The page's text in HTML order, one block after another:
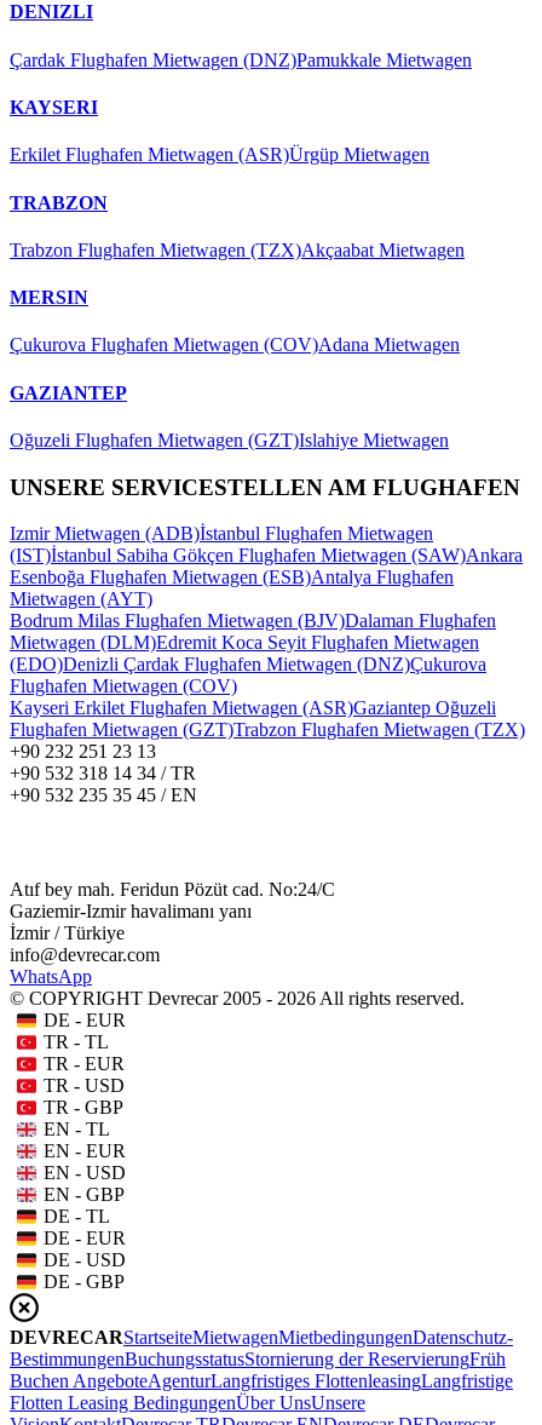
DENIZLI
Çardak Flughafen Mietwagen (DNZ)Pamukkale Mietwagen
KAYSERI
Erkilet Flughafen Mietwagen (ASR)Ürgüp Mietwagen
TRABZON
Trabzon Flughafen Mietwagen (TZX)Akçaabat Mietwagen
MERSIN
Çukurova Flughafen Mietwagen (COV)Adana Mietwagen
GAZIANTEP
Oğuzeli Flughafen Mietwagen (GZT)Islahiye Mietwagen
UNSERE SERVICESTELLEN AM FLUGHAFEN
Izmir Mietwagen (ADB)İstanbul Flughafen Mietwagen
(IST)İstanbul Sabiha Gökçen Flughafen Mietwagen (SAW)Ankara
Esenboğa Flughafen Mietwagen (ESB)Antalya Flughafen
Mietwagen (AYT)
Bodrum Milas Flughafen Mietwagen (BJV)Dalaman Flughafen
Mietwagen (DLM)Edremit Koca Seyit Flughafen Mietwagen
(EDO)Denizli Çardak Flughafen Mietwagen (DNZ)Çukurova
Flughafen Mietwagen (COV)
Kayseri Erkilet Flughafen Mietwagen (ASR)Gaziantep Oğuzeli
Flughafen Mietwagen (GZT)Trabzon Flughafen Mietwagen (TZX)
+90 232 251 23 13
+90 532 318 14 34 / TR
+90 532 235 35 45 / EN
Atıf bey mah. Feridun Pözüt cad. No:24/C
Gaziemir-Izmir havalimanı yanı
İzmir / Türkiye
info@devrecar.com
WhatsApp
© COPYRIGHT Devrecar 2005 - 2026 All rights reserved.
DE - EUR
TR - TL
TR - EUR
TR - USD
TR - GBP
EN - TL
EN - EUR
EN - USD
EN - GBP
DE - TL
DE - EUR
DE - USD
DE - GBP
DEVRECARStartseiteMietwagenMietbedingungenDatenschutz-
BestimmungenBuchungsstatusStornierung der ReservierungFrüh
Buchen AngeboteAgenturLangfristiges FlottenleasingLangfristige
Flotten Leasing BedingungenÜber UnsUnsere